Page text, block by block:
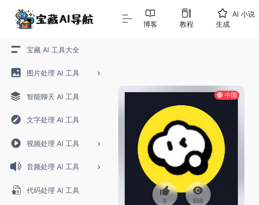
宝藏 AI 工具大全
图片处理 AI 工具
智能聊天 AI 工具
文字处理 AI 工具
视频处理 AI 工具
音频处理 AI 工具
代码处理 AI 工具
博客 教程
AI 小说
生成
中国
0 958